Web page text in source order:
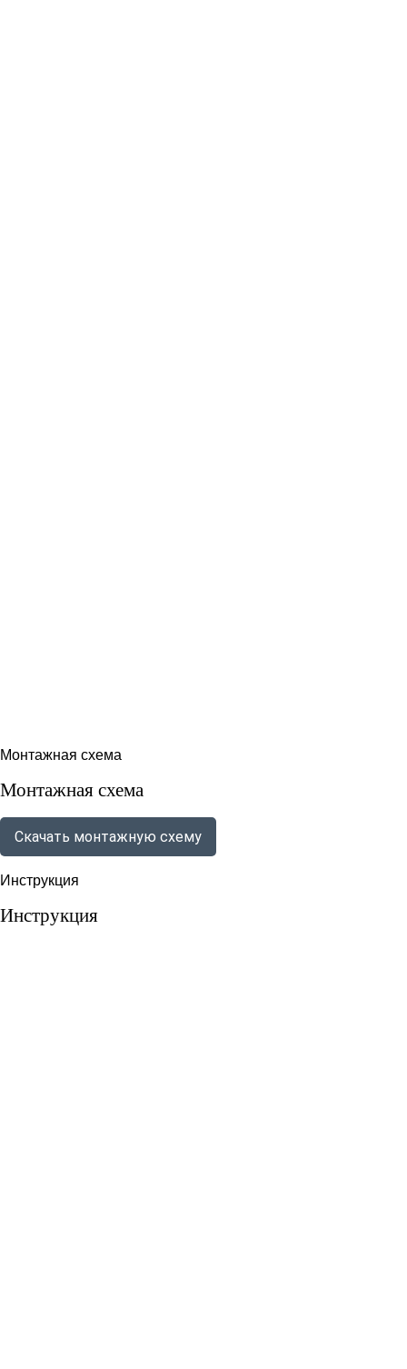
Монтажная схема
Монтажная схема
Скачать монтажную схему
Инструкция
Инструкция